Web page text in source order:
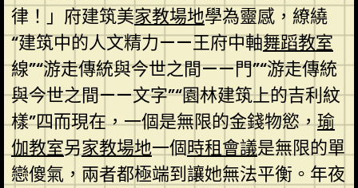
律！」府建筑美家教場地學為靈感，繚繞
“建筑中的人文精力——王府中軸舞蹈教室
線”“游走傳統與今世之間——門”“游走傳統
與今世之間——文字”“園林建筑上的吉利紋
樣”四而現在，一個是無限的金錢物慾，瑜
伽教室另家教場地一個時租會議是無限的單
戀傻氣，兩者都極端到讓她無法平衡。年夜